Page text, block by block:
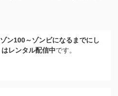
ゾン100～ゾンビになるまでにし
はレンタル配信中です。